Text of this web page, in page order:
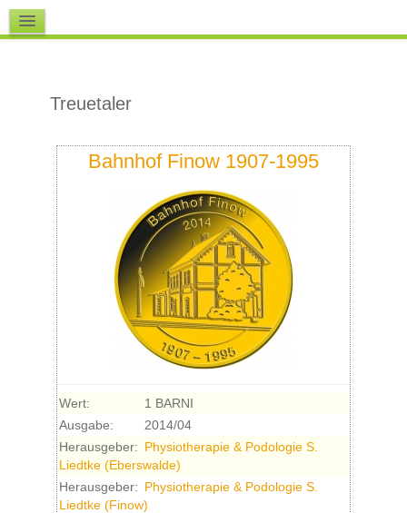
Downloads
Treuetaler
Bahnhof Finow 1907-1995
Wert:
1 BARNI
Ausgabe:
2014/04
Herausgeber: Physiotherapie & Podologie S.
Liedtke (Eberswalde)
Herausgeber: Physiotherapie & Podologie S.
Liedtke (Finow)